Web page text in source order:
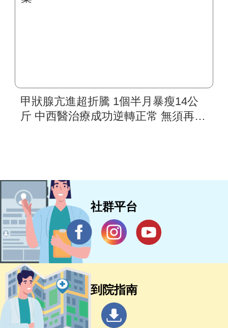
甲狀腺亢進超折騰 1個半月暴瘦14公
斤 中西醫治療成功逆轉正常 無須再用
社群平台
到院指南